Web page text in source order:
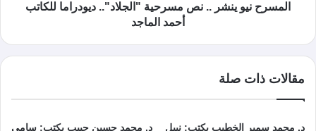
المسرح نيو ينشر .. نص مسرحية "الجلاد".. ديودراما للكاتب
أحمد الماجد
مقالات ذات صلة
د. محمد سمير الخطيب يكتب: نبيل
د. محمد حسين حبيب يكتب: سامي